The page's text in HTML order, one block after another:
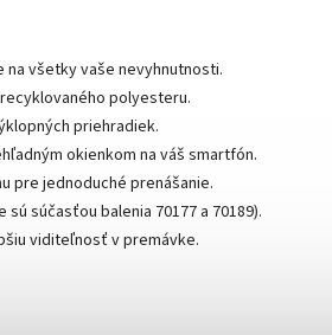
na všetky vaše nevyhnutnosti.
polyesteru.
priehradiek.
okienkom na váš smartfón.
pre jednoduché prenášanie.
sú súčasťou balenia 70177 a 70189).
viditeľnosť v premávke.